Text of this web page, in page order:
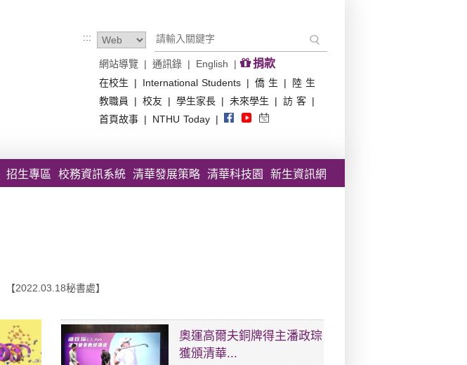
:::
網站導覽 | 通訊錄 | English | 捐款
在校生 | International Students | 僑 生 |
陸 生
教職員
| 校友 | 學生家長 | 未來學生 | 訪 客 |
首頁故事 | NTHU Today |
招生專區 校務資訊系統 清華發展策略 清華科技園 新生資訊網
【2022.03.18秘書處】
奧運高爾夫銅牌得主潘政琮
獲頒清華...